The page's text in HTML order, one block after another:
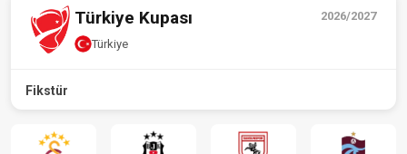
2026/2027
Türkiye Kupası
Türkiye
Fikstür